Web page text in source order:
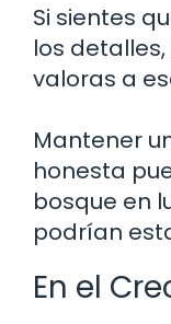
Si sientes
los
valoras a
Mantener
honesta
bosque en
podrían
En el